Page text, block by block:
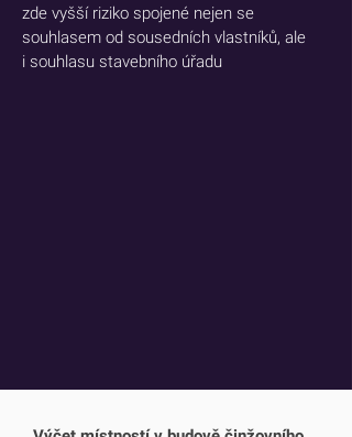
zde vyšší riziko spojené nejen se
souhlasem od sousedních vlastníků, ale
i souhlasu stavebního úřadu